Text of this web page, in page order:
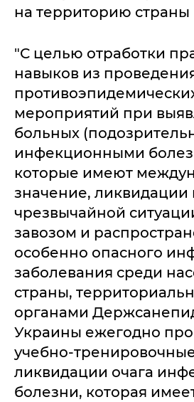
на территорию страны
"С целью отработки
навыков из
мероприятий при
больных
инфекционными
которые имеют
значение, ликвидации
чрезвычайной
завозом и
особенно опасного
заболевания среди
страны,
органами
Украины ежегодно
учебно-
ликвидации очага
болезни, которая